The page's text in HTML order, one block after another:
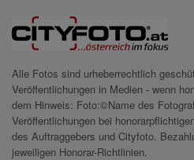
Alle Fotos sind urheberrechtlich
Veröffentlichungen in Medien - wenn
dem Hinweis: Foto:©Name des
Veröffentlichungen bei
des Auftraggebers und Cityfoto.
jeweiligen Honorar-Richtlinien.